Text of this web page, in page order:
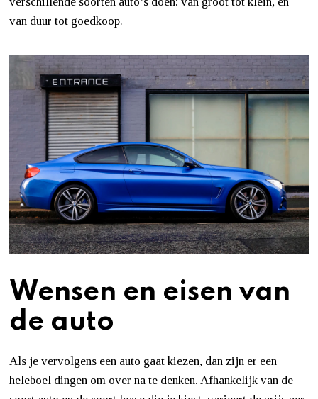
van duur tot goedkoop.
Wensen en eisen van
de auto
Als je vervolgens een auto gaat kiezen, dan zijn er een
heleboel dingen om over na te denken. Afhankelijk van de